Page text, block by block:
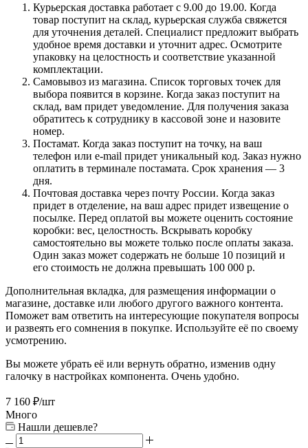
Курьерская доставка работает с 9.00 до 19.00. Когда
товар поступит на склад, курьерская служба свяжется
для уточнения деталей. Специалист предложит выбрать
удобное время доставки и уточнит адрес. Осмотрите
упаковку на целостность и соответствие указанной
комплектации.
Самовывоз из магазина. Список торговых точек для
выбора появится в корзине. Когда заказ поступит на
склад, вам придет уведомление. Для получения заказа
обратитесь к сотруднику в кассовой зоне и назовите
номер.
Постамат. Когда заказ поступит на точку, на ваш
телефон или e-mail придет уникальный код. Заказ нужно
оплатить в терминале постамата. Срок хранения — 3
дня.
Почтовая доставка через почту России. Когда заказ
придет в отделение, на ваш адрес придет извещение о
посылке. Перед оплатой вы можете оценить состояние
коробки: вес, целостность. Вскрывать коробку
самостоятельно вы можете только после оплаты заказа.
Один заказ может содержать не больше 10 позиций и
его стоимость не должна превышать 100 000 р.
Дополнительная вкладка, для размещения информации о
магазине, доставке или любого другого важного контента.
Поможет вам ответить на интересующие покупателя вопросы
и развеять его сомнения в покупке. Используйте её по своему
усмотрению.
Вы можете убрать её или вернуть обратно, изменив одну
галочку в настройках компонента. Очень удобно.
7 160 ₽/шт
Много
Нашли дешевле?